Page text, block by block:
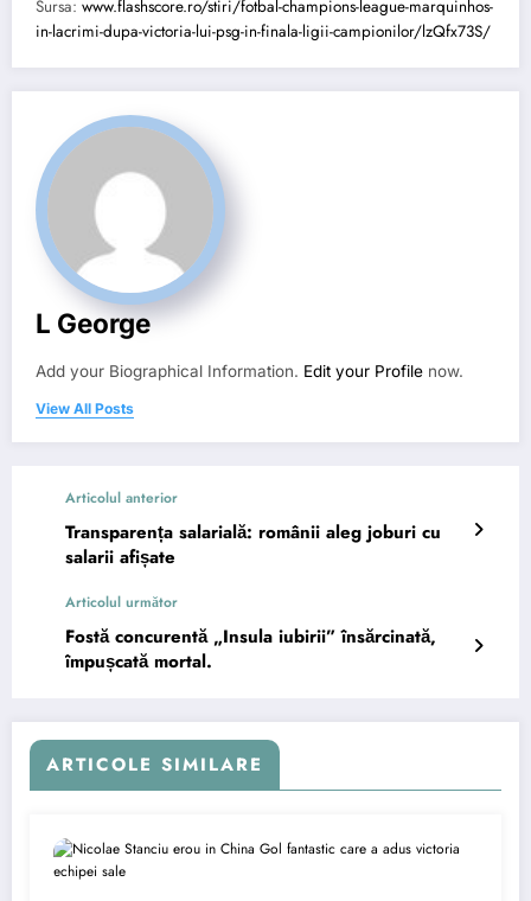
Sursa: www.flashscore.ro/stiri/fotbal-champions-league-marquinhos-
in-lacrimi-dupa-victoria-lui-psg-in-finala-ligii-campionilor/lzQfx73S/
L George
Add your Biographical Information. Edit your Profile now.
View All Posts
Articolul anterior
Transparența salarială: românii aleg joburi cu
salarii afișate
Articolul următor
Fostă concurentă „Insula iubirii” însărcinată,
împușcată mortal.
ARTICOLE SIMILARE